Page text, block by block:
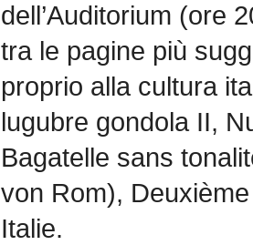
dell’Auditorium (ore
tra le pagine più
proprio alla cultura
lugubre gondola II,
Bagatelle sans
von Rom),
Italie.